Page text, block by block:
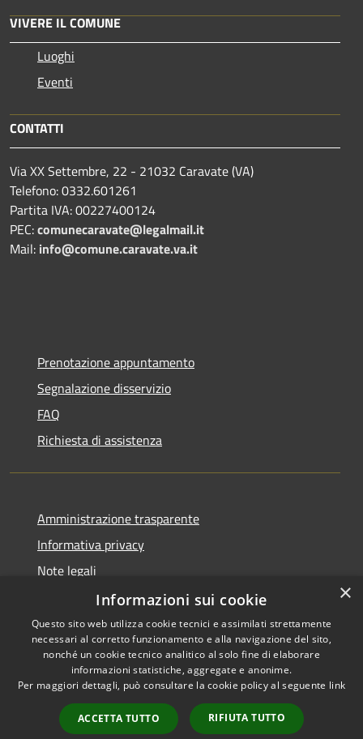
VIVERE IL COMUNE
Luoghi
Eventi
CONTATTI
Via XX Settembre, 22 - 21032 Caravate (VA)
Telefono: 0332.601261
Partita IVA: 00227400124
PEC:comunecaravate@legalmail.it
Mail: info@comune.caravate.va.it
Prenotazione appuntamento
Segnalazione disservizio
FAQ
Richiesta di assistenza
Amministrazione trasparente
Informativa privacy
Note legali
Dichiarazione di accessibilità
RSS
Accessibilità
Copyright © 2026 • Comune di
Municipium•
Accesso
×
Informazioni sui cookie
Questo sito web utilizza cookie tecnici e assimilati strettamente
necessari al corretto funzionamento e alla navigazione del sito,
nonché un cookie tecnico analitico al solo fine di elaborare
informazioni statistiche, aggregate e anonime.
Per maggiori dettagli, può consultare la cookie policy al seguente link
ACCETTA TUTTO RIFIUTA TUTTO